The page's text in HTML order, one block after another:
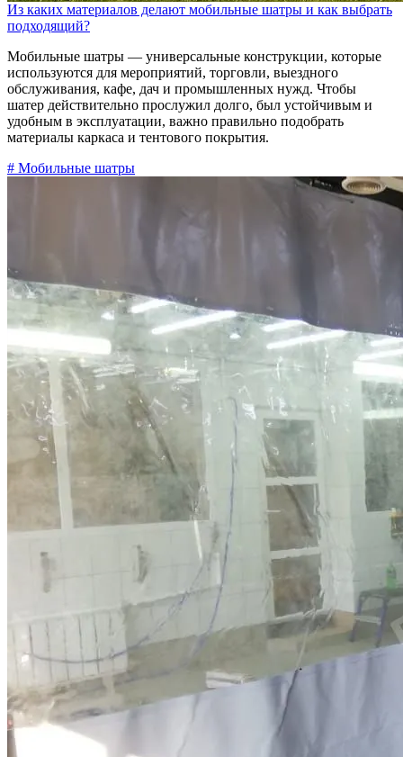
Из каких материалов делают мобильные шатры и как выбрать
подходящий?
Мобильные шатры — универсальные конструкции, которые
используются для мероприятий, торговли, выездного
обслуживания, кафе, дач и промышленных нужд. Чтобы
шатер действительно прослужил долго, был устойчивым и
удобным в эксплуатации, важно правильно подобрать
материалы каркаса и тентового покрытия.
# Мобильные шатры